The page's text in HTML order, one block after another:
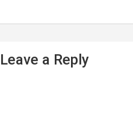
Leave a Reply